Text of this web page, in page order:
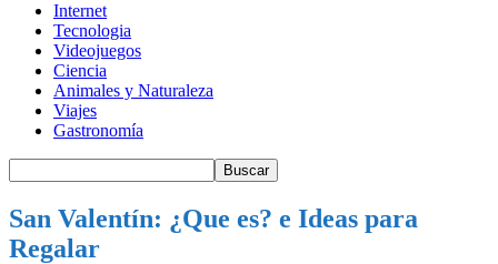
Internet
Tecnologia
Videojuegos
Ciencia
Animales y Naturaleza
Viajes
Gastronomía
San Valentín: ¿Que es? e Ideas para
Regalar